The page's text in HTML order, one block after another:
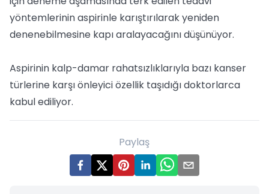
yöntemlerinin aspirinle karıştırılarak yeniden
denenebilmesine kapı aralayacağını düşünüyor.
Aspirinin kalp-damar rahatsızlıklarıyla bazı kanser
türlerine karşı önleyici özellik taşıdığı doktorlarca
kabul ediliyor.
Paylaş